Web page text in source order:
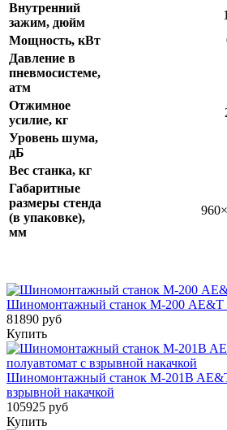
Внутренний
зажим, дюйм
Мощность, кВт
Давление в
пневмосистеме,
атм
Отжимное
усилие, кг
Уровень шума,
дБ
Вес станка, кг
Габаритные
размеры стенда
(в упаковке),
мм
Шиномонтажный станок М-200 AE&T
81890 руб
Купить
Шиномонтажный станок M-201B
взрывной накачкой
105925 руб
Купить